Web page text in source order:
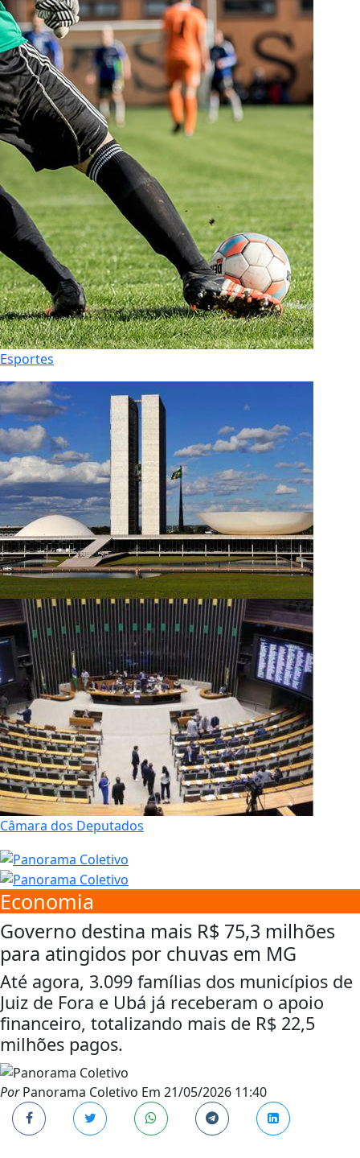
Esportes
Câmara dos Deputados
Economia
Governo destina mais R$ 75,3 milhões
para atingidos por chuvas em MG
Até agora, 3.099 famílias dos municípios de
Juiz de Fora e Ubá já receberam o apoio
financeiro, totalizando mais de R$ 22,5
milhões pagos.
PorPanorama Coletivo Em 21/05/2026 11:40